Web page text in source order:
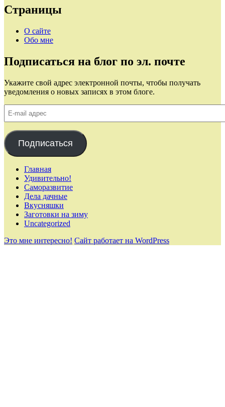
Страницы
О сайте
Обо мне
Подписаться на блог по эл. почте
Укажите свой адрес электронной почты, чтобы получать
уведомления о новых записях в этом блоге.
mail
Подписаться
Главная
Удивительно!
Саморазвитие
Дела дачные
Вкусняшки
Заготовки на зиму
Uncategorized
Это мне интересно! Сайт работает на WordPress